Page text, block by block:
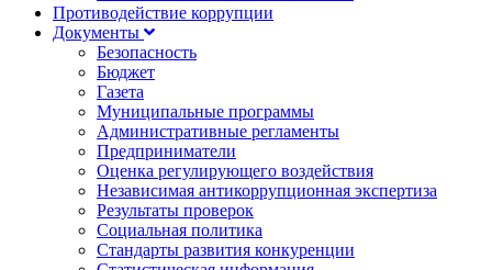
Противодействие коррупции
Документы
Безопасность
Бюджет
Газета
Муниципальные программы
Административные регламенты
Предприниматели
Оценка регулирующего воздействия
Независимая антикоррупционная экспертиза
Результаты проверок
Социальная политика
Стандарты развития конкуренции